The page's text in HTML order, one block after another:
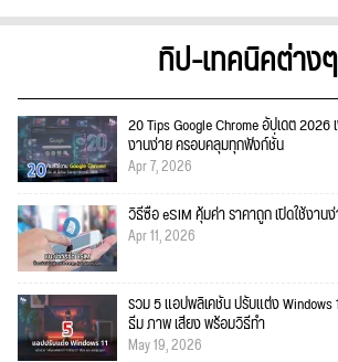
ทิป-เทคนิคต่างๆ
20 Tips Google Chrome อัปเดต
งานง่าย ครอบคลุมทุกฟังก์ชั่น
Apr 7, 2026
วิธีซื้อ eSIM คุ้มค่า ราคาถูก เปิดใช้งาน
Apr 11, 2026
รวม 5 แอปพลิเคชัน ปรับแต่ง Windows
ธีม ภาพ เสียง พร้อมวิธีทำ
May 19, 2026